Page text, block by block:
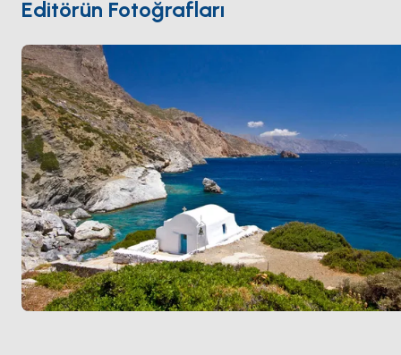
3 saatlik yelken mesafesinde. Sezon
arası açık.
Editörün Fotoğrafları